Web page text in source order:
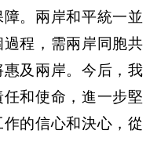
。兩岸和平統一並
程，需兩岸同胞共
及兩岸。今后，我
和使命，進一步堅
的信心和決心，從